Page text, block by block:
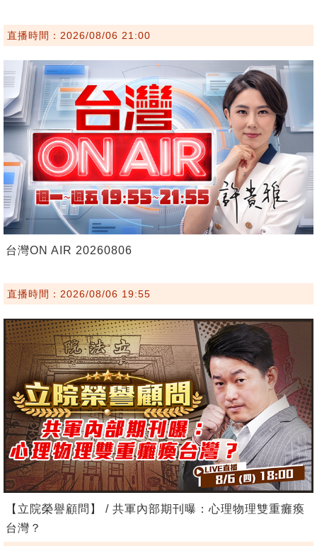
直播時間：2026/08/06 21:00
台灣ON AIR 20260806
直播時間：2026/08/06 19:55
【立院榮譽顧問】 / 共軍內部期刊曝：心理物理雙重癱瘓
台灣？